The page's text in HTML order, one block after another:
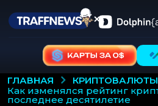
ГЛАВНАЯ
КРИПТОВАЛЮТЫ
как изменялся рейтинг криптовалют за
последнее десятилетие